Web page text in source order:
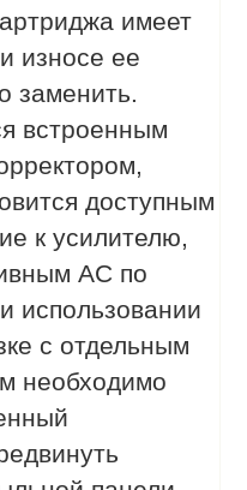
имеет
износе ее
заменить.
встроенным
доступным
к усилителю,
АС по
использовании
с отдельным
необходимо